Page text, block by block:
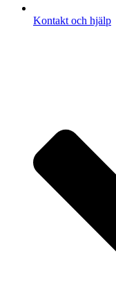
Kontakt och hjälp